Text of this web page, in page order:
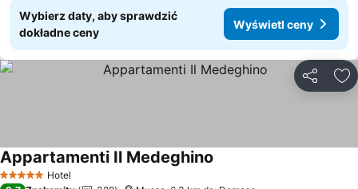
Wybierz daty, aby sprawdzić
dokładne ceny
Wyświetl ceny
5 KategoriaHotel
Appartamenti Il Medeghino